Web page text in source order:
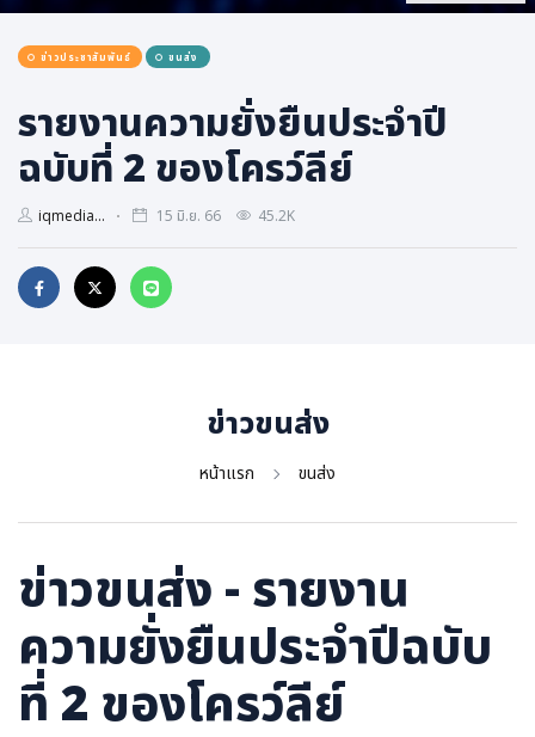
ธุรกิจ, สังคม
การเกษตร
พลังงาน, สิ่งแวดล้อม
ยานยนต์
ขนส่ง
การงาน, อาชีพ
ข่าวประชาสัมพันธ์ ขนส่ง
รายงานความยั่งยืนประจำปี
ฉบับที่ 2 ของโครว์ลีย์
iqmedia... 15 มิ.ย. 66 45.2K
ข่าวขนส่ง
หน้าแรก ขนส่ง
ข่าวขนส่ง - รายงาน
ความยั่งยืนประจำปีฉบับ
ที่ 2 ของโครว์ลีย์